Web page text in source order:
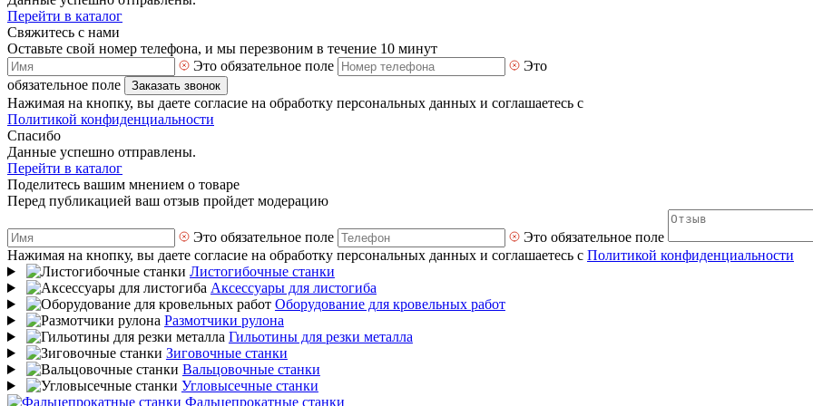
Перейти в каталог
Свяжитесь с нами
Оставьте свой номер телефона, и мы перезвоним в течение 10 минут
Это обязательное поле
Это
обязательное поле
Заказать звонок
Нажимая на кнопку, вы даете согласие на обработку персональных данных и соглашаетесь с
Политикой конфиденциальности
Спасибо
Данные успешно отправлены.
Перейти в каталог
Поделитесь вашим мнением о товаре
Перед публикацией ваш отзыв пройдет модерацию
Это обязательное поле Это обязательное поле
Нажимая на кнопку, вы даете согласие на обработку персональных данных и соглашаетесь с Политикой конфиденциальности
Листогибочные станки
Аксессуары для листогиба
Оборудование для кровельных работ
Размотчики рулона
Гильотины для резки металла
Зиговочные станки
Вальцовочные станки
Угловысечные станки
Фальцепрокатные станки